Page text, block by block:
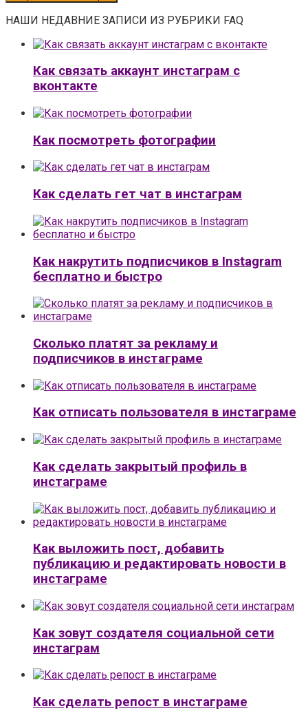
НАШИ НЕДАВНИЕ ЗАПИСИ ИЗ РУБРИКИ FAQ
Как связать аккаунт инстаграм с
вконтакте
Как посмотреть фотографии
Как сделать гет чат в инстаграм
Как накрутить подписчиков в Instagram
бесплатно и быстро
Сколько платят за рекламу и
подписчиков в инстаграме
Как отписать пользователя в инстаграме
Как сделать закрытый профиль в
инстаграме
Как выложить пост, добавить
публикацию и редактировать новости в
инстаграме
Как зовут создателя социальной сети
инстаграм
Как сделать репост в инстаграме